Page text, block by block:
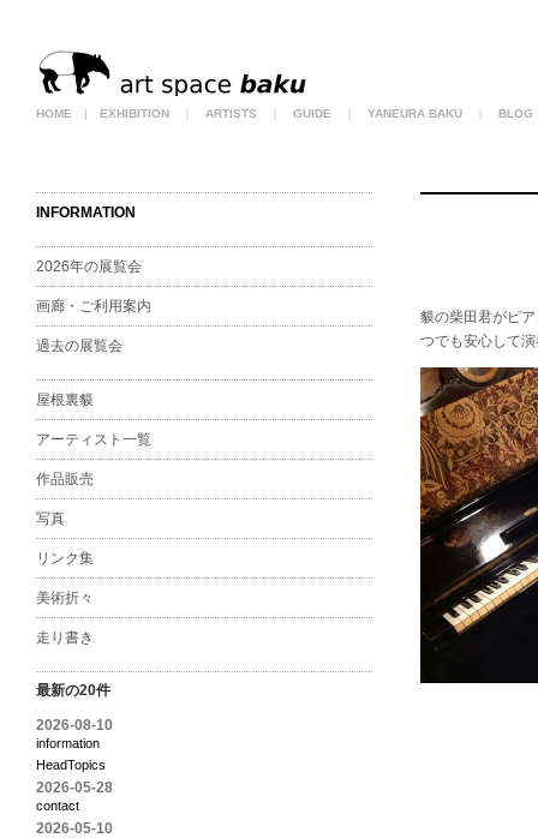
INFORMATION
2026年の展覧会
画廊・ご利用案内
過去の展覧会
屋根裏貘
アーティスト一覧
作品販売
写真
リンク集
美術折々
走り書き
最新の20件
2026-08-10
information
HeadTopics
2026-05-28
contact
2026-05-10
貘の柴田君がピ
つでも安心して
HOME | EXHIBITION ARTISTS GUIDE YANEURA BAKU BLOG